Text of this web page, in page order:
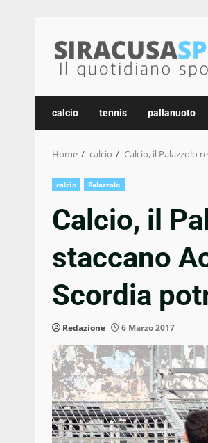
content
calcio tennis pallanuoto
Home calcio Calcio, il Palazzolo
calcio Palazzolo
Calcio, il
staccano
Scordia
Redazione 6 Marzo 2017